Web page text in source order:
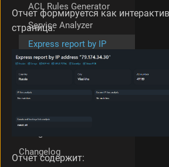
Отчет формируется как
страница.
Отчет содержит:
ACL Rules Generator
Service Analyzer
Express report by IP
address
Log Analyzer
Goaccess Log Analyzer
Changelog